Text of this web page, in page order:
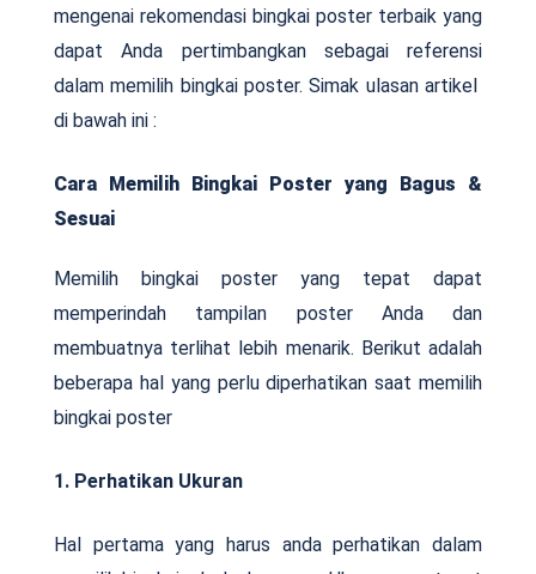
mengenai rekomendasi bingkai poster terbaik yang
dapat Anda pertimbangkan sebagai referensi
dalam memilih bingkai poster. Simak ulasan artikel
di bawah ini :
Cara Memilih Bingkai Poster yang Bagus &
Sesuai
Memilih bingkai poster yang tepat dapat
memperindah tampilan poster Anda dan
membuatnya terlihat lebih menarik. Berikut adalah
beberapa hal yang perlu diperhatikan saat memilih
bingkai poster
1. Perhatikan Ukuran
Hal pertama yang harus anda perhatikan dalam